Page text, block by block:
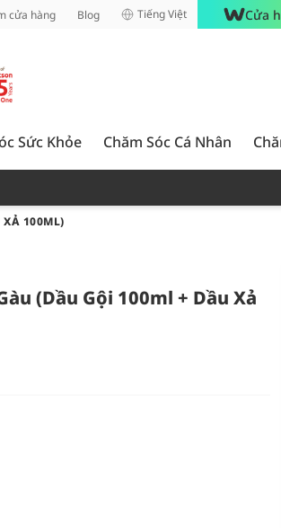
cửa hàng Blog Tiếng Việt Cửa
Sức Khỏe Chăm Sóc Cá Nhân
XẢ 100ML)
(Dầu Gội 100ml + Dầu Xả